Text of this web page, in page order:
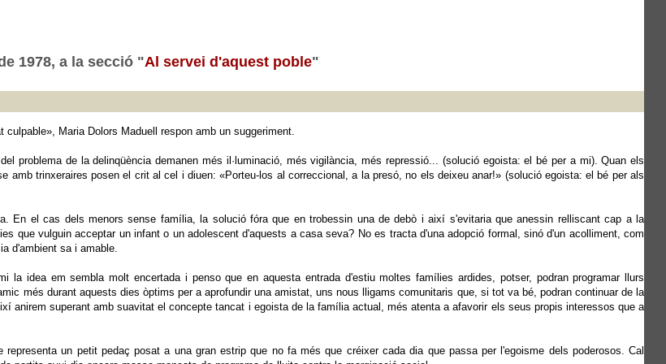
1978, a la secció "Al servei d'aquest poble"
Maria Dolors Maduell respon amb un suggeriment.
problema de la delinqüència demanen més il·luminació, més vigilància, més repressió... (solució egoista: el bé per a mi). Quan els
amb trinxeraires posen el crit al cel i diuen: «Porteu-los al correccional, a la presó, no els deixeu anar!» (solució egoista: el bé per als
En el cas dels menors sense família, la solució fóra que en trobessin una de debò i així s'evitaria que anessin relliscant cap a la
que vulguin acceptar un infant o un adolescent d'aquests a casa seva? No es tracta d'una adopció formal, sinó d'un acolliment, com
d'ambient sa i amable.
la idea em sembla molt encertada i penso que en aquesta entrada d'estiu moltes famílies ardides, potser, podran programar llurs
més durant aquests dies òptims per a aprofundir una amistat, uns nous lligams comunitaris que, si tot va bé, podran continuar de la
anirem superant amb suavitat el concepte tancat i egoista de la família actual, més atenta a afavorir els seus propis interessos que a
representa un petit pedaç posat a una gran estrip que no fa més que créixer cada dia que passa per l'egoisme dels poderosos. Cal